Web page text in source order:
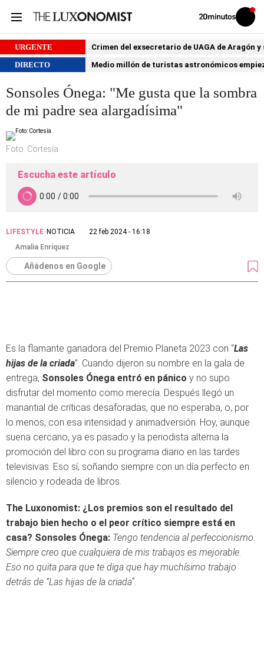
Volver
Iniciar
sesión
URGENTE
Crimen del exsecretario de UAGA de Aragón
DIRECTO
Medio millón de turistas astronómicos
Sonsoles Ónega: "Me gusta que la sombra
de mi padre sea alargadísima"
Foto: Cortesía
Escucha este artículo
LIFESTYLE NOTICIA
22 feb 2024 - 16:18
Amalia Enríquez
Añádenos en Google
Es la flamante ganadora del Premio Planeta 2023 con “Las
hijas de la criada”. Cuando dijeron su nombre en la gala de
entrega, Sonsoles Ónega entró en pánico y no supo
disfrutar del momento como merecía. Después llegó un
manantial de críticas desaforadas, que no esperaba, o, por
lo menos, con esa intensidad y animadversión. Hoy, aunque
suena cercano, ya es pasado y la periodista alterna la
promoción del libro con su programa diario en las tardes
televisivas. Eso sí, soñando siempre con un día perfecto en
silencio y rodeada de libros.
The Luxonomist: ¿Los premios son el resultado del
trabajo bien hecho o el peor crítico siempre está en
casa? Sonsoles Ónega: Tengo tendencia al perfeccionismo.
Siempre creo que cualquiera de mis trabajos es mejorable.
Eso no quita para que te diga que hay muchísimo trabajo
detrás de “Las hijas de la criada”.